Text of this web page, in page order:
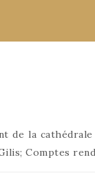
de la
Comptes